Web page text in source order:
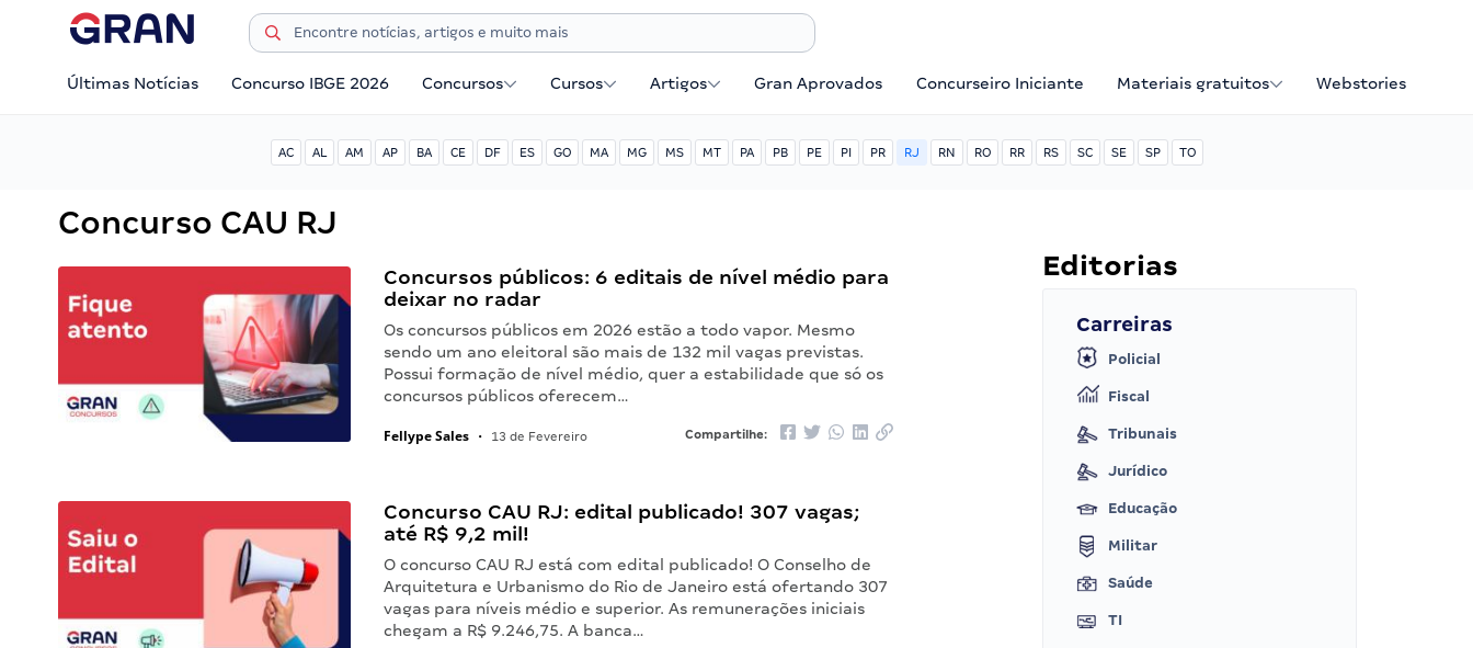
Últimas Notícias Concurso IBGE 2026 Concursos Cursos Artigos Gran Aprovados Concurseiro Iniciante Materiais gratuitos Webstories
AC AL AM AP BA CE DF ES GO MA MG MS MT PA PB PE PI PR RJ RN RO RR RS SC SE SP TO
Concurso CAU RJ
Concursos públicos: 6 editais de nível médio para
deixar no radar
Os concursos públicos em 2026 estão a todo vapor. Mesmo
sendo um ano eleitoral são mais de 132 mil vagas previstas.
Possui formação de nível médio, quer a estabilidade que só os
concursos públicos oferecem…
Fellype Sales • 13 de Fevereiro Compartilhe:
Concurso CAU RJ: edital publicado! 307 vagas;
até R$ 9,2 mil!
O concurso CAU RJ está com edital publicado! O Conselho de
Arquitetura e Urbanismo do Rio de Janeiro está ofertando 307
vagas para níveis médio e superior. As remunerações iniciais
chegam a R$ 9.246,75. A banca…
Editorias
Carreiras
Policial
Fiscal
Tribunais
Jurídico
Educação
Militar
Saúde
TI